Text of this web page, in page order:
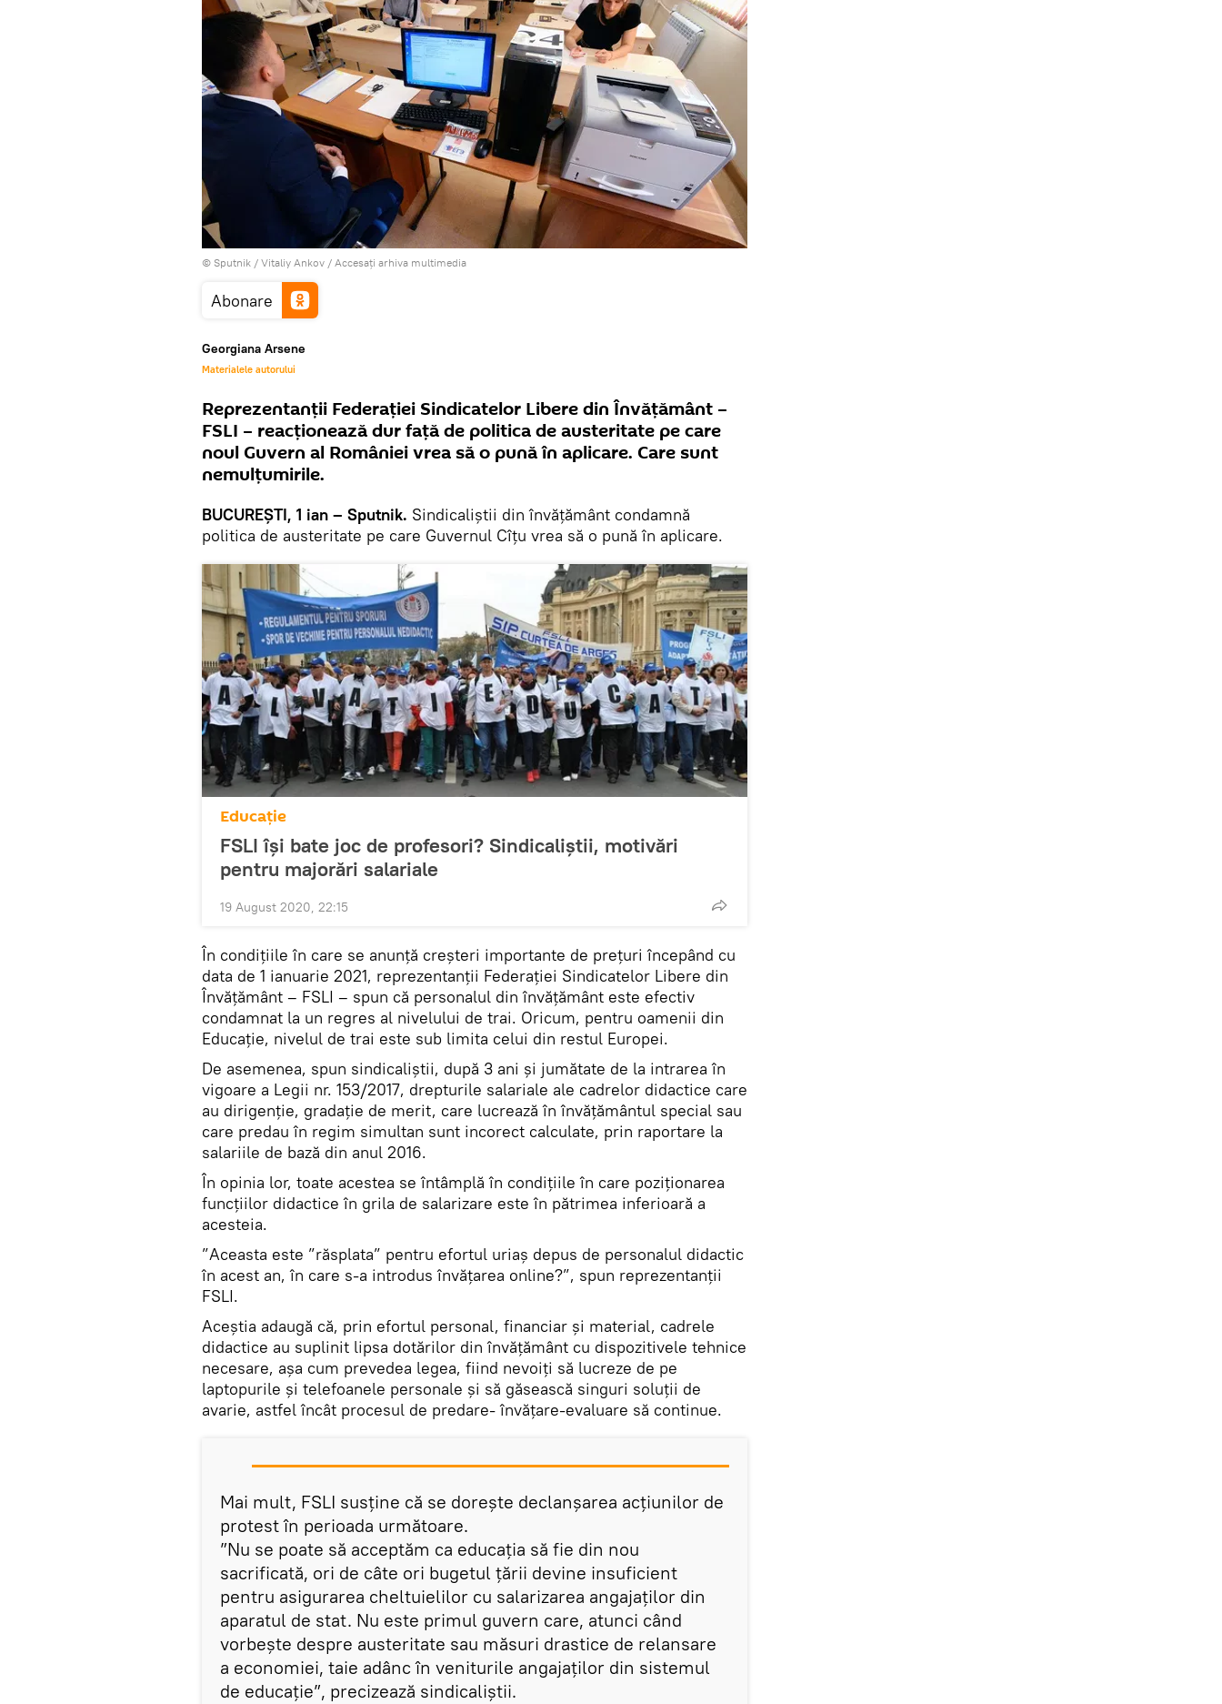
© Sputnik / Vitaliy Ankov / Accesați arhiva multimedia
Abonare
Georgiana Arsene
Materialele autorului
Reprezentanții Federației Sindicatelor Libere din Învățământ –
FSLI – reacționează dur față de politica de austeritate pe care
noul Guvern al României vrea să o pună în aplicare. Care sunt
nemulțumirile.
BUCUREȘTI, 1 ian – Sputnik. Sindicaliștii din învățământ condamnă
politica de austeritate pe care Guvernul Cîțu vrea să o pună în aplicare.
Educație
FSLI își bate joc de profesori? Sindicaliștii, motivări
pentru majorări salariale
19 August 2020, 22:15
În condițiile în care se anunță creșteri importante de prețuri începând cu
data de 1 ianuarie 2021, reprezentanții Federației Sindicatelor Libere din
Învățământ – FSLI – spun că personalul din învățământ este efectiv
condamnat la un regres al nivelului de trai. Oricum, pentru oamenii din
Educație, nivelul de trai este sub limita celui din restul Europei.
De asemenea, spun sindicaliștii, după 3 ani şi jumătate de la intrarea în
vigoare a Legii nr. 153/2017, drepturile salariale ale cadrelor didactice care
au dirigenţie, gradaţie de merit, care lucrează în învăţământul special sau
care predau în regim simultan sunt incorect calculate, prin raportare la
salariile de bază din anul 2016.
În opinia lor, toate acestea se întâmplă în condiţiile în care poziţionarea
funcţiilor didactice în grila de salarizare este în pătrimea inferioară a
acesteia.
”Aceasta este ”răsplata” pentru efortul uriaş depus de personalul didactic
în acest an, în care s-a introdus învăţarea online?”, spun reprezentanții
FSLI.
Aceștia adaugă că, prin efortul personal, financiar şi material, cadrele
didactice au suplinit lipsa dotărilor din învăţământ cu dispozitivele tehnice
necesare, aşa cum prevedea legea, fiind nevoiţi să lucreze de pe
laptopurile şi telefoanele personale şi să găsească singuri soluţii de
avarie, astfel încât procesul de predare- învăţare-evaluare să continue.
Mai mult, FSLI susține că se dorește declanșarea acțiunilor de
protest în perioada următoare.
”Nu se poate să acceptăm ca educaţia să fie din nou
sacrificată, ori de câte ori bugetul ţării devine insuficient
pentru asigurarea cheltuielilor cu salarizarea angajaţilor din
aparatul de stat. Nu este primul guvern care, atunci când
vorbeşte despre austeritate sau măsuri drastice de relansare
a economiei, taie adânc în veniturile angajaţilor din sistemul
de educaţie”, precizează sindicaliștii.